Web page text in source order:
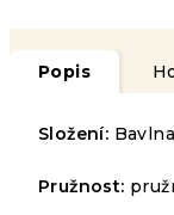
Podrobnosti
hodnocení
Popis
Složení:
Pružnost: